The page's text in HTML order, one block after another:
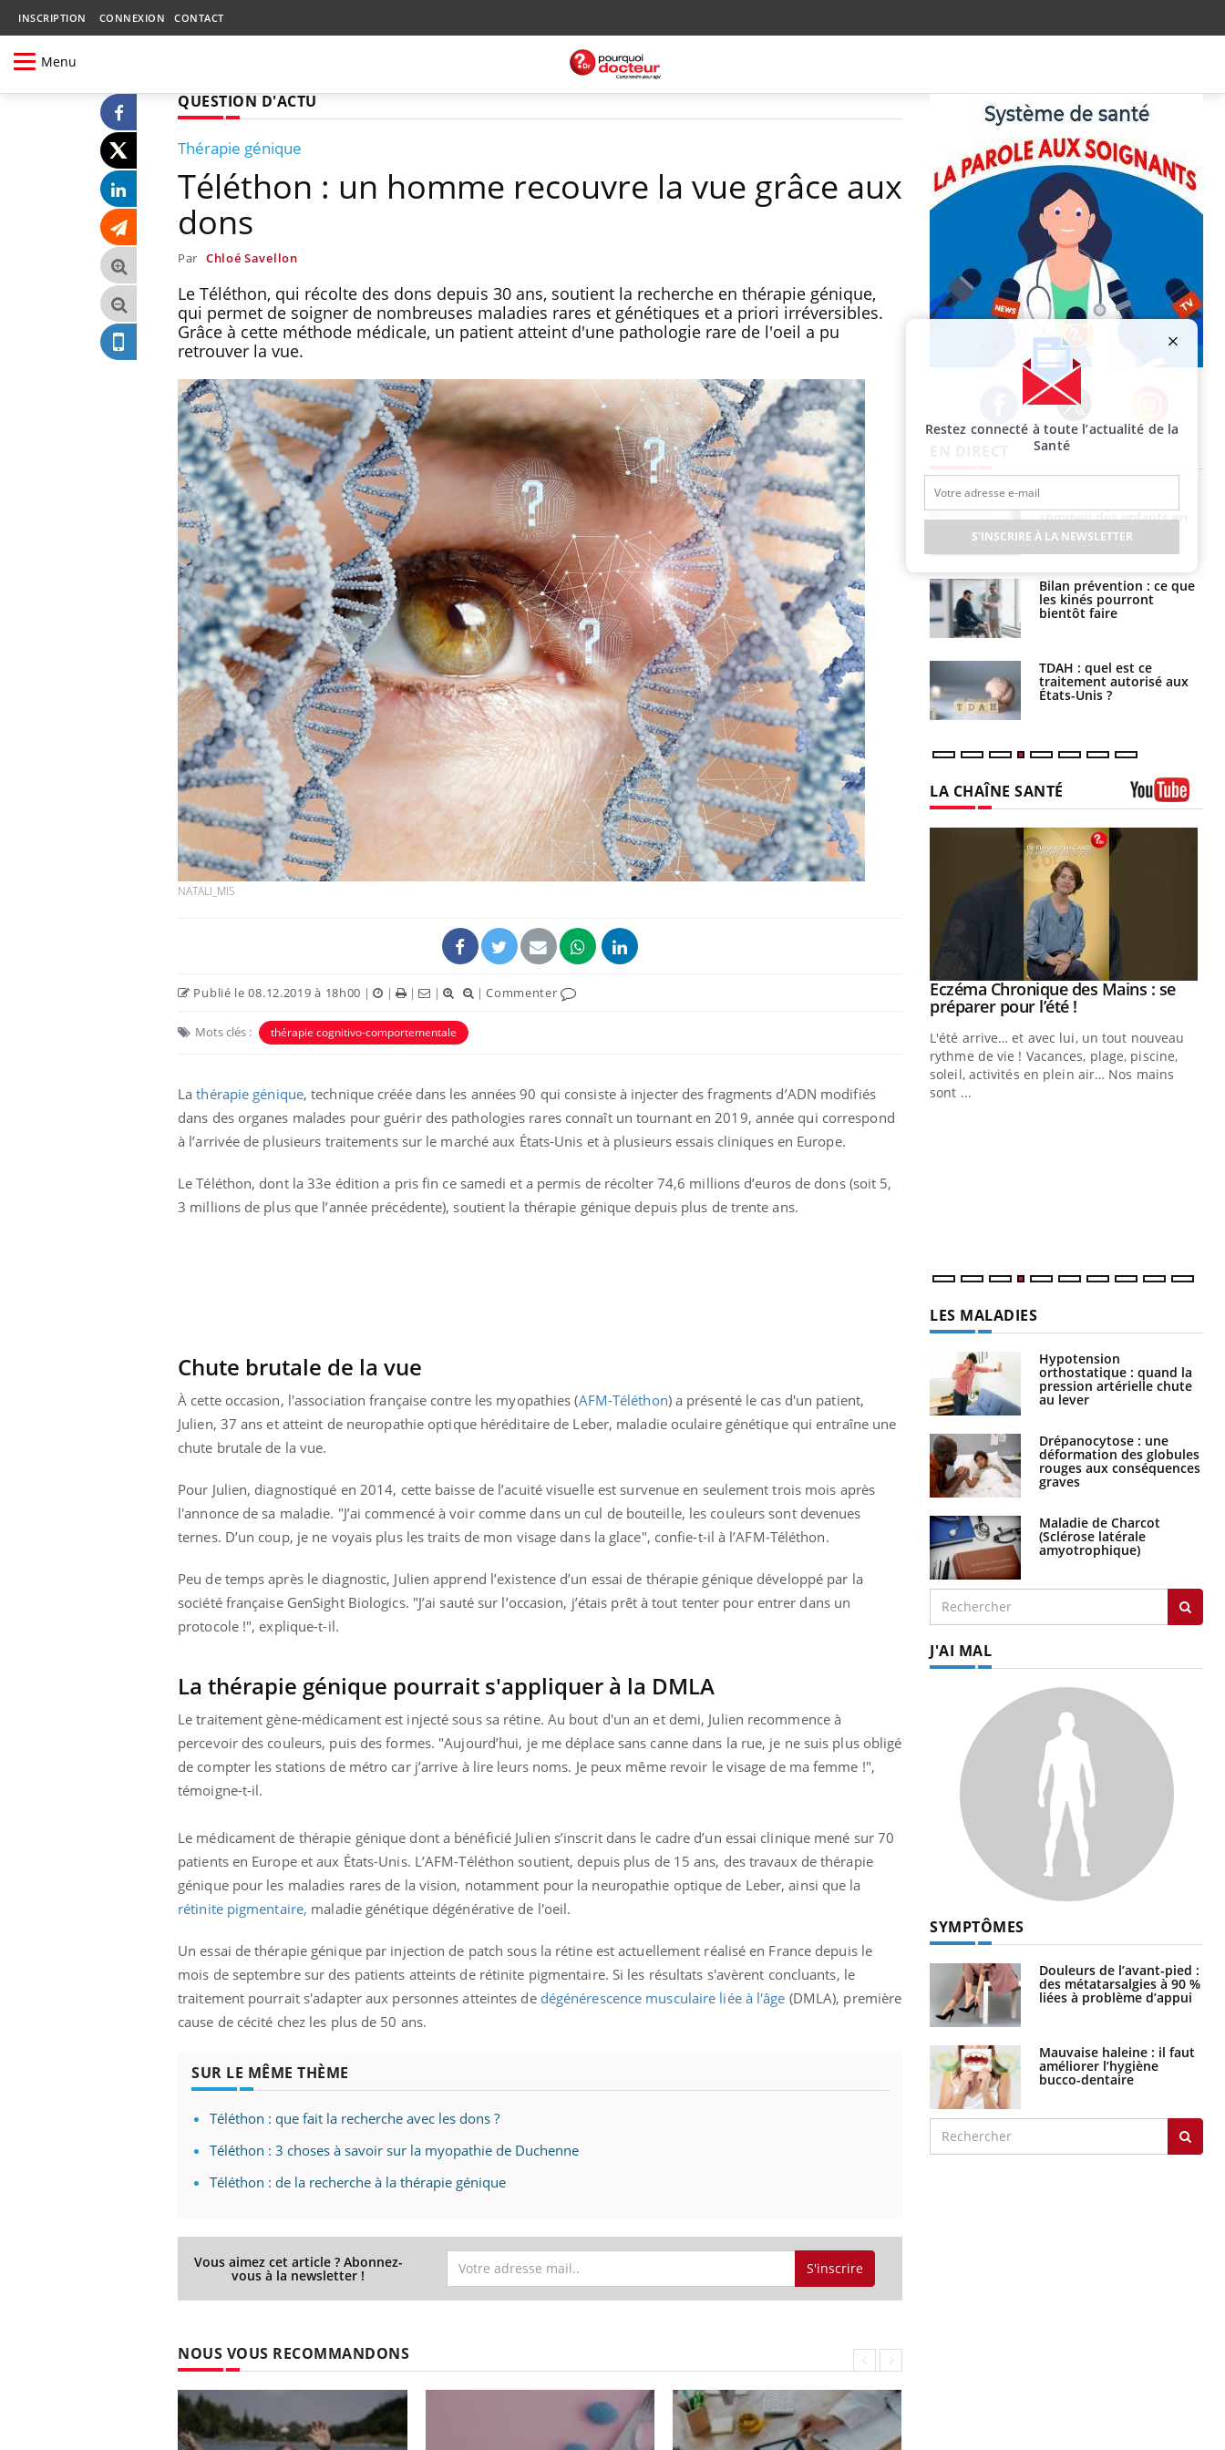
INSCRIPTION CONNEXION CONTACT
Menu
QUESTION D'ACTU
Thérapie génique
Téléthon : un homme recouvre la vue grâce aux
dons
Par Chloé Savellon
Le Téléthon, qui récolte des dons depuis 30 ans, soutient la recherche en thérapie génique,
qui permet de soigner de nombreuses maladies rares et génétiques et a priori irréversibles.
Grâce à cette méthode médicale, un patient atteint d'une pathologie rare de l'oeil a pu
retrouver la vue.
NATALI_MIS
Publié le 08.12.2019 à 18h00 | | | | |Commenter
Mots clés : thérapie cognitivo-comportementale
Lathérapie génique, technique créée dans les années 90 qui consiste à injecter des fragments d’ADN modifiés
dans des organes malades pour guérir des pathologies rares connaît un tournant en 2019, année qui correspond
à l’arrivée de plusieurs traitements sur le marché aux États-Unis et à plusieurs essais cliniques en Europe.
Le Téléthon, dont la 33e édition a pris fin ce samedi et a permis de récolter 74,6 millions d’euros de dons (soit 5,
3 millions de plus que l’année précédente), soutient la thérapie génique depuis plus de trente ans.
Chute brutale de la vue
À cette occasion, l'association française contre les myopathies (AFM-Téléthon) a présenté le cas d'un patient,
Julien, 37 ans et atteint de neuropathie optique héréditaire de Leber, maladie oculaire génétique qui entraîne une
chute brutale de la vue.
Pour Julien, diagnostiqué en 2014, cette baisse de l’acuité visuelle est survenue en seulement trois mois après
l'annonce de sa maladie. "J’ai commencé à voir comme dans un cul de bouteille, les couleurs sont devenues
ternes. D’un coup, je ne voyais plus les traits de mon visage dans la glace", confie-t-il à l’AFM-Téléthon.
Peu de temps après le diagnostic, Julien apprend l’existence d’un essai de thérapie génique développé par la
société française GenSight Biologics. "J’ai sauté sur l’occasion, j’étais prêt à tout tenter pour entrer dans un
protocole !", explique-t-il.
La thérapie génique pourrait s'appliquer à la DMLA
Le traitement gène-médicament est injecté sous sa rétine. Au bout d'un an et demi, Julien recommence à
percevoir des couleurs, puis des formes. "Aujourd’hui, je me déplace sans canne dans la rue, je ne suis plus obligé
de compter les stations de métro car j’arrive à lire leurs noms. Je peux même revoir le visage de ma femme !",
témoigne-t-il.
Le médicament de thérapie génique dont a bénéficié Julien s’inscrit dans le cadre d’un essai clinique mené sur 70
patients en Europe et aux États-Unis. L’AFM-Téléthon soutient, depuis plus de 15 ans, des travaux de thérapie
génique pour les maladies rares de la vision, notamment pour la neuropathie optique de Leber, ainsi que la
rétinite pigmentaire, maladie génétique dégénérative de l'oeil.
Un essai de thérapie génique par injection de patch sous la rétine est actuellement réalisé en France depuis le
mois de septembre sur des patients atteints de rétinite pigmentaire. Si les résultats s'avèrent concluants, le
traitement pourrait s'adapter aux personnes atteintes de dégénérescence musculaire liée à l'âge (DMLA), première
cause de cécité chez les plus de 50 ans.
SUR LE MÊME THÈME
Téléthon : que fait la recherche avec les dons ?
Téléthon : 3 choses à savoir sur la myopathie de Duchenne
Téléthon : de la recherche à la thérapie génique
Vous aimez cet article ? Abonnez-
vous à la newsletter ! S'inscrire
NOUS VOUS RECOMMANDONS
Facebook Twitter Instagram
Fortes chaleurs :
pourquoi le risque de
noyade grimpe-t-il ?
Le Viagra pourrait-il
freiner la propagation du
cancer ?
Pourquoi manger moins
de protéines pourrait
finalement être bénéfique
Grossesse et chaleur : ce
que dit la science
Le smartphone nuit-il à
l'apprentissage de la
lecture ?
Mordue par une tique en
vacances, elle reste dans
le coma pendant 42 jours
Mordue par un
barracuda, une petite fille
secourue grâce à un
réflexe essentiel
Légionellose en Suisse :
quelle est l’origine de la
contamination ?
Allergies alimentaires :
une nouvelle arme contre
les réactions sévères
sommeil des enfants en
vacances ?
Bilan prévention : ce que
les kinés pourront
bientôt faire
TDAH : quel est ce
traitement autorisé aux
États-Unis ?
LA CHAÎNE SANTÉ
Eczéma Chronique des Mains :
Il y a des sujets qui sont faciles à aborder...
Youtube
Carence en fer : comprendre pour
prévenir Youtube
Fatigue, irritabilité, brouillard mental ou
...
Youtube
Eczéma Chronique des Mains : se
préparer pour l’été !Youtube
L'été arrive… et avec lui, un tout nouveau
rythme de vie ! Vacances, plage, piscine,
soleil, activités en plein air… Nos mains
sont ...
LES MALADIES
Hypotension
orthostatique : quand la
pression artérielle chute
au lever
Drépanocytose : une
déformation des globules
rouges aux conséquences
graves
Maladie de Charcot
(Sclérose latérale
amyotrophique)
J'AI MAL
SYMPTÔMES
Douleurs de l’avant-pied :
des métatarsalgies à 90 %
liées à problème d’appui
Mauvaise haleine : il faut
améliorer l’hygiène
bucco-dentaire
Restez connecté à toute l’actualité de la
Santé
S'INSCRIRE À LA NEWSLETTER